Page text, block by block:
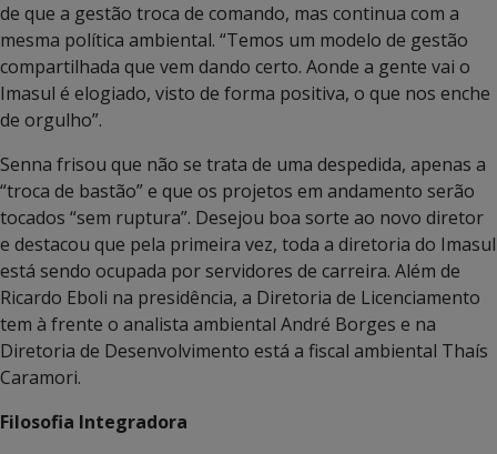
de que a gestão troca de comando, mas continua com a
mesma política ambiental. “Temos um modelo de gestão
compartilhada que vem dando certo. Aonde a gente vai o
Imasul é elogiado, visto de forma positiva, o que nos enche
de orgulho”.
Senna frisou que não se trata de uma despedida, apenas a
“troca de bastão” e que os projetos em andamento serão
tocados “sem ruptura”. Desejou boa sorte ao novo diretor
e destacou que pela primeira vez, toda a diretoria do Imasul
está sendo ocupada por servidores de carreira. Além de
Ricardo Eboli na presidência, a Diretoria de Licenciamento
tem à frente o analista ambiental André Borges e na
Diretoria de Desenvolvimento está a fiscal ambiental Thaís
Caramori.
Filosofia Integradora